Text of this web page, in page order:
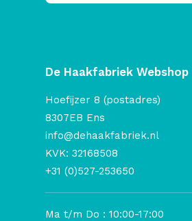
De Haakfabriek Webshop
Hoefijzer 8 (postadres)
8307EB Ens
info@dehaakfabriek.nl
KVK: 32168508
+31 (0)527-253650
Ma t/m Do : 10:00-17:00